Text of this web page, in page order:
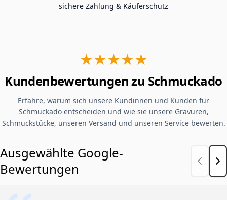
sichere Zahlung & Käuferschutz
★★★★★
Kundenbewertungen zu Schmuckado
Erfahre, warum sich unsere Kundinnen und Kunden für
Schmuckado entscheiden und wie sie unsere Gravuren,
Schmuckstücke, unseren Versand und unseren Service bewerten.
Ausgewählte Google-
Bewertungen